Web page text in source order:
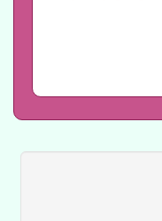
用水
桃園
2026
本校
招甄
本館
暨閱
科技